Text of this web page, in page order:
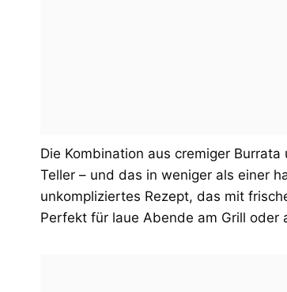
Die Kombination aus cremiger
Teller – und das in weniger als einer
unkompliziertes Rezept, das mit
Perfekt für laue Abende am Grill oder